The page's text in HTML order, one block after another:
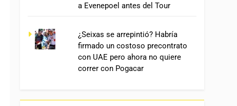
a Evenepoel antes del Tour
¿Seixas se arrepintió? Habría
firmado un costoso precontrato
con UAE pero ahora no quiere
correr con Pogacar